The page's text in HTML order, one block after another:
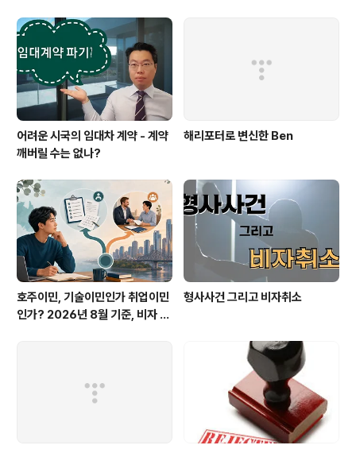
어려운 시국의 임대차 계약 - 계약
깨버릴 수는 없나?
해리포터로 변신한 Ben
호주이민, 기술이민인가 취업이민
인가? 2026년 8월 기준, 비자 선
형사사건 그리고 비자취소